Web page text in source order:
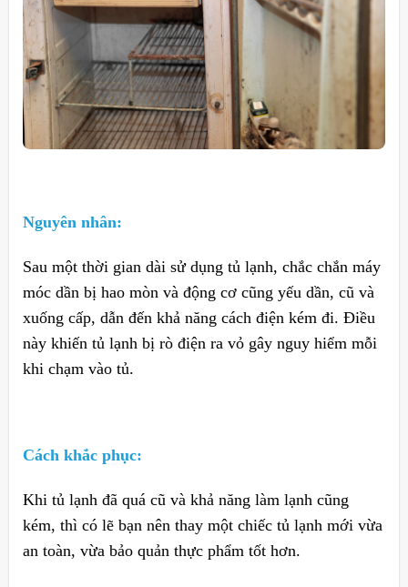
Nguyên nhân:
Sau một thời gian dài sử dụng tủ lạnh, chắc chắn máy
móc dần bị hao mòn và động cơ cũng yếu dần, cũ và
xuống cấp, dẫn đến khả năng cách điện kém đi. Điều
này khiến tủ lạnh bị rò điện ra vỏ gây nguy hiểm mỗi
khi chạm vào tủ.
Cách khắc phục:
Khi tủ lạnh đã quá cũ và khả năng làm lạnh cũng
kém, thì có lẽ bạn nên thay một chiếc tủ lạnh mới vừa
an toàn, vừa bảo quản thực phẩm tốt hơn.